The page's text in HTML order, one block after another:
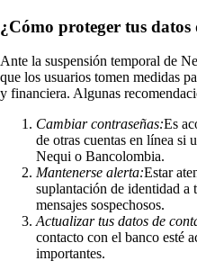
¿Cómo proteger tus
Ante la suspensión temporal de
que los usuarios tomen medidas
y financiera. Algunas
Cambiar contraseñas:Es
de otras cuentas en línea si
Nequi o Bancolombia.
Mantenerse alerta:Estar
suplantación de identidad a
mensajes sospechosos.
Actualizar tus datos de
contacto con el banco esté
importantes.